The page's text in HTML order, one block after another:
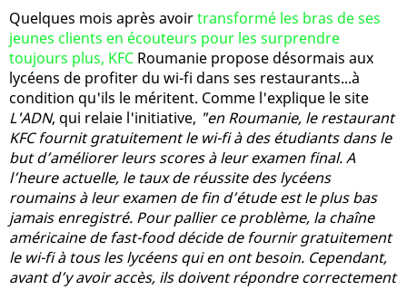
Quelques mois après avoirtransformé les bras de ses
jeunes clients en écouteurs pour les surprendre
toujours plus, KFC Roumanie propose désormais aux
lycéens de profiter du wi-fi dans ses restaurants...à
condition qu'ils le méritent. Comme l'explique le site
L'ADN, qui relaie l'initiative, "en Roumanie, le restaurant
KFC fournit gratuitement le wi-fi à des étudiants dans le
but d’améliorer leurs scores à leur examen final. A
l’heure actuelle, le taux de réussite des lycéens
roumains à leur examen de fin d’étude est le plus bas
jamais enregistré. Pour pallier ce problème, la chaîne
américaine de fast-food décide de fournir gratuitement
le wi-fi à tous les lycéens qui en ont besoin. Cependant,
avant d’y avoir accès, ils doivent répondre correctement